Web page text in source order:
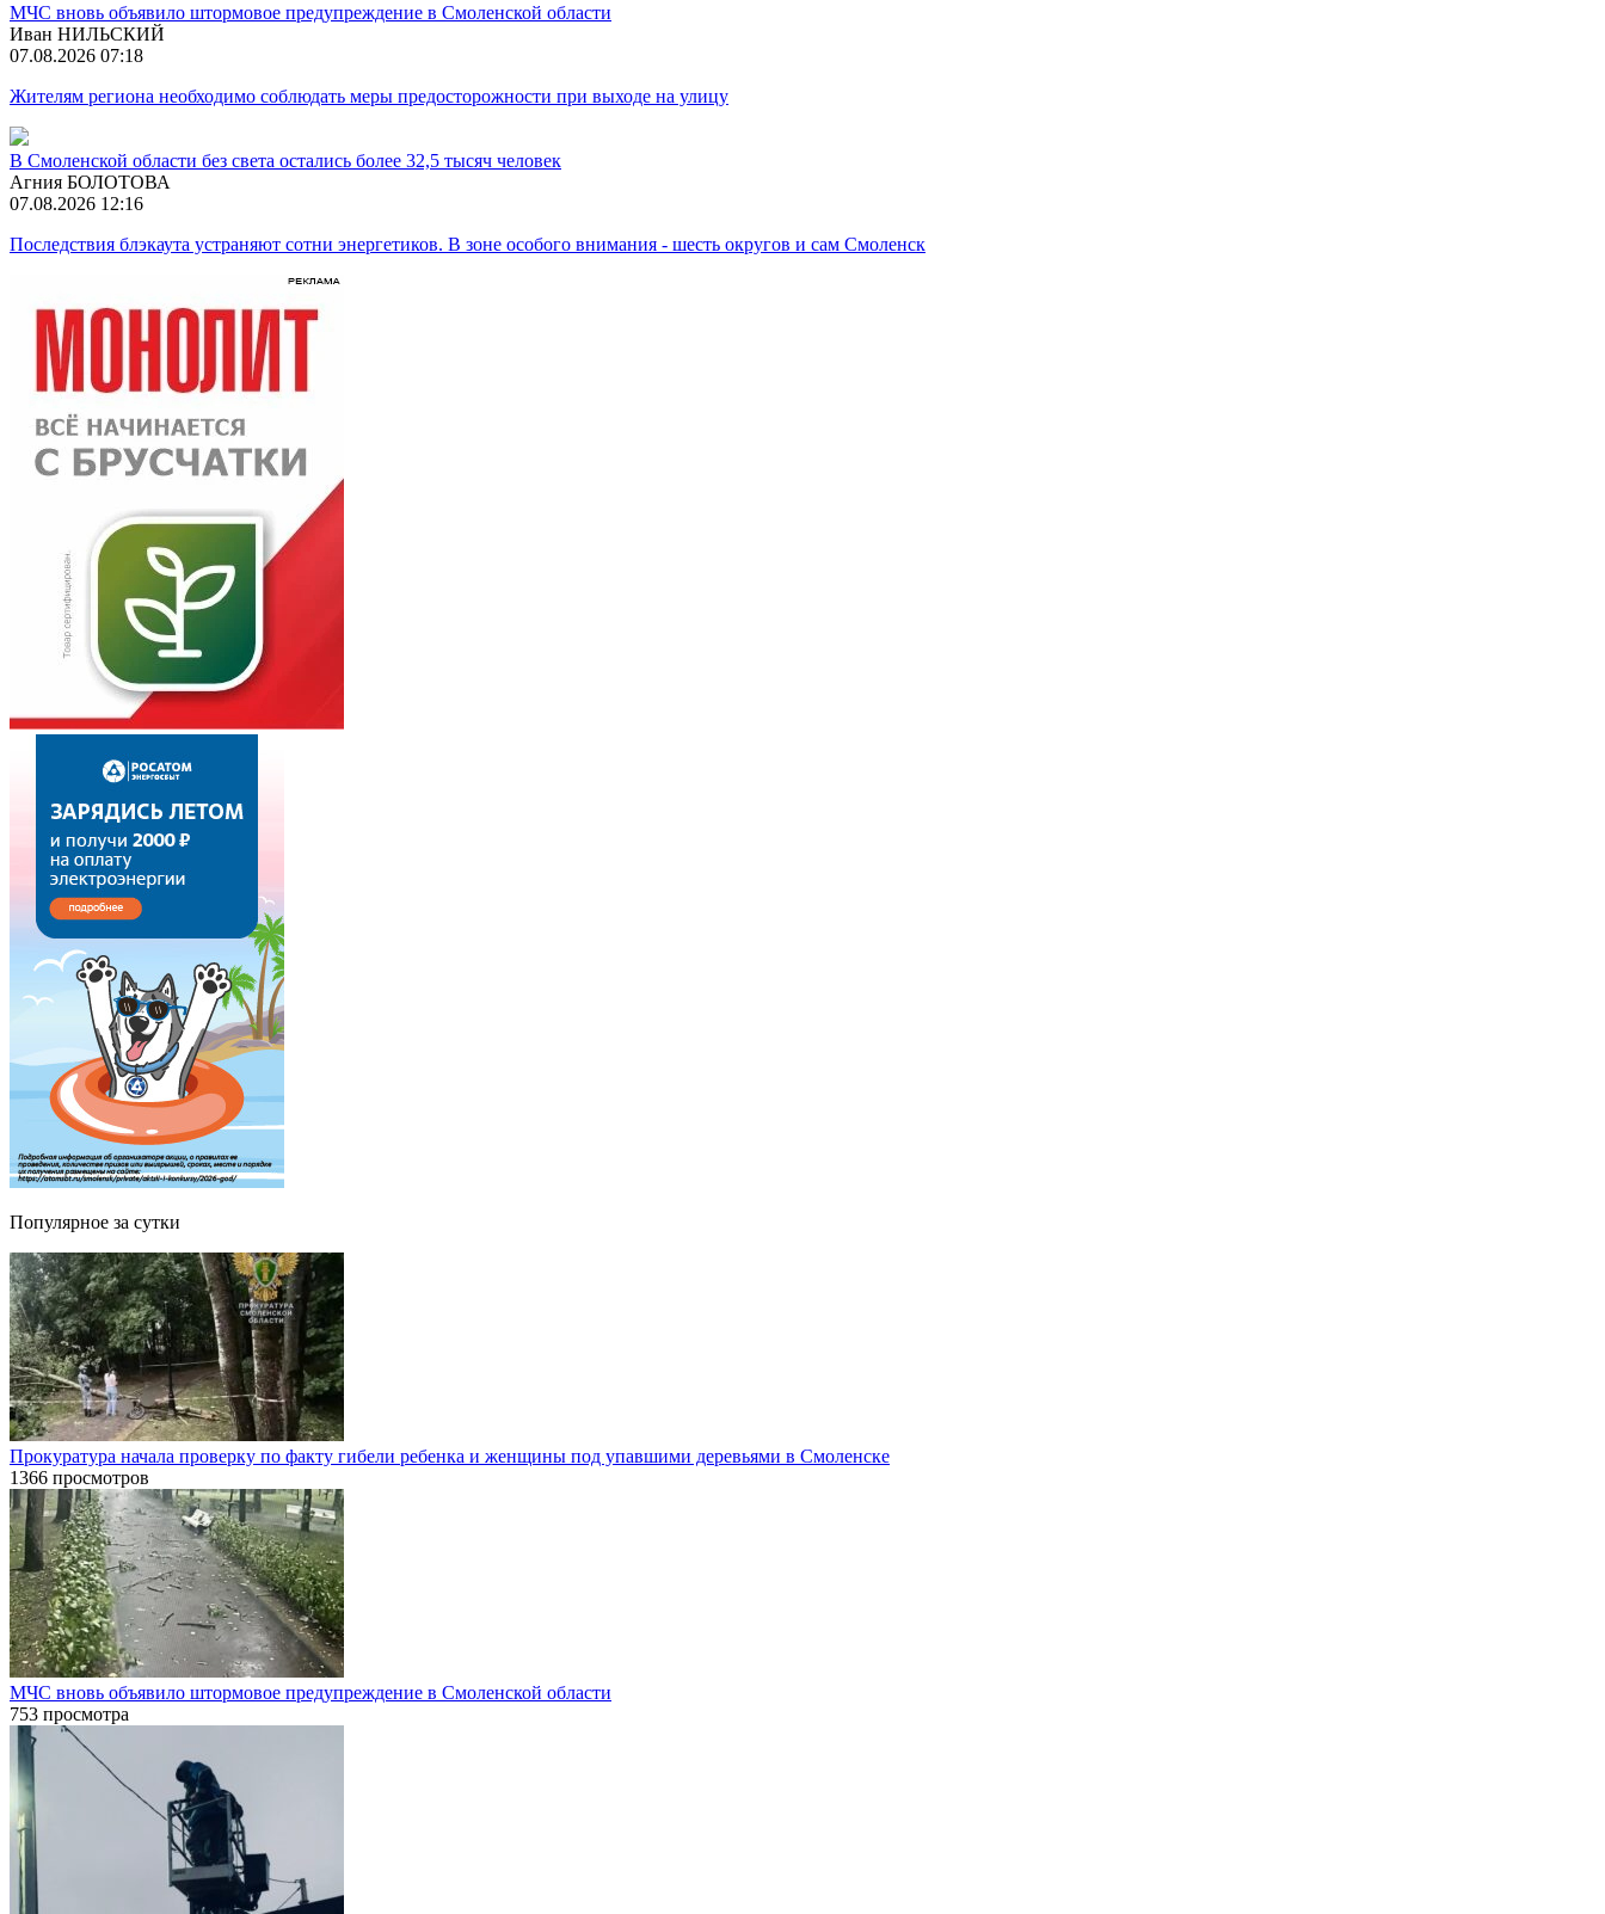
МЧС вновь объявило штормовое предупреждение в Смоленской области
Иван НИЛЬСКИЙ
07.08.2026 07:18
Жителям региона необходимо соблюдать меры предосторожности при выходе на улицу
В Смоленской области без света остались более 32,5 тысяч человек
Агния БОЛОТОВА
07.08.2026 12:16
Последствия блэкаута устраняют сотни энергетиков. В зоне особого внимания - шесть округов и сам Смоленск
Популярное за сутки
Прокуратура начала проверку по факту гибели ребенка и женщины под упавшими деревьями в Смоленске
1366 просмотров
МЧС вновь объявило штормовое предупреждение в Смоленской области
753 просмотра